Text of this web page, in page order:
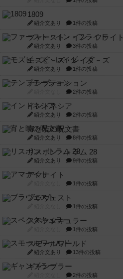
1809
紹介文あり 1件の投稿
ファースト・イン・フライト
紹介文あり 3件の投稿
モズビ－ズ・レイダ－ズ
紹介文あり 1件の投稿
テンプテーション
2件の投稿
インドネシア
紹介文あり 2件の投稿
宵と暁の呪文書
紹介文あり 8件の投稿
リスボン・トラム 28
紹介文あり 9件の投稿
アマナイト
1件の投稿
ブラヴェスト
1件の投稿
スペクタキュラー
1件の投稿
スモールワールド
紹介文あり 13件の投稿
ギャンブラー
2件の投稿